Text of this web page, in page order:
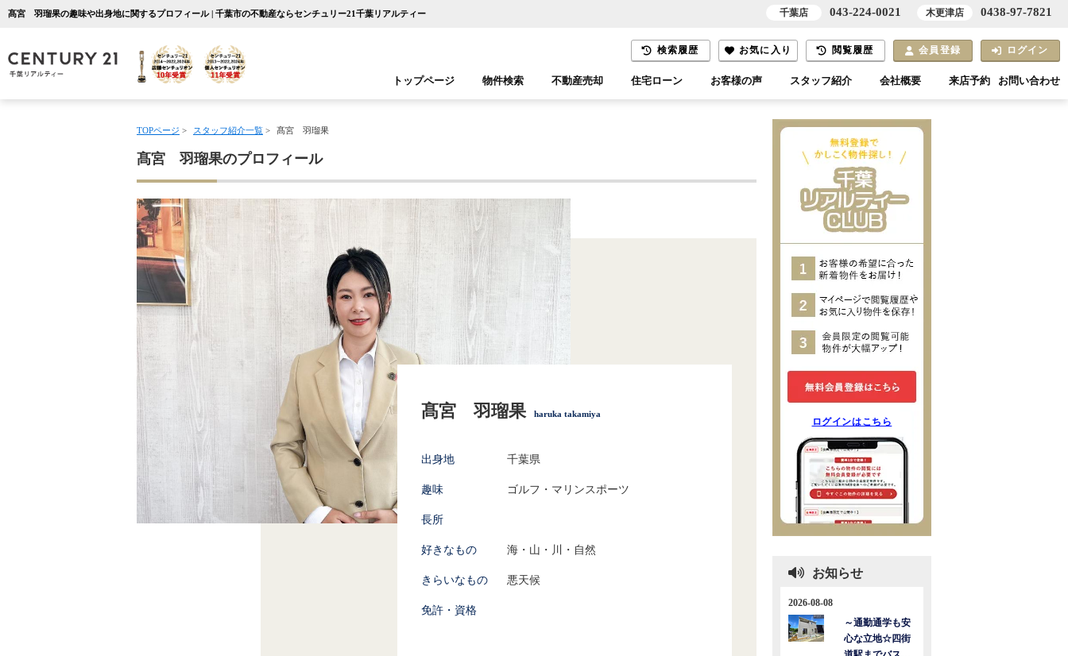
髙宮 羽瑠果の趣味や出身地に関するプロフィール | 千葉市の不動産ならセンチュリー21千葉リアルティー
検索履歴 お気に入り 閲覧履歴 会員登録 ログイン
トップページ 物件検索 不動産売却 住宅ローン お客様の声 スタッフ紹介 会社概要 来店予約 お問い合わせ
TOPページ > スタッフ紹介一覧 > 髙宮 羽瑠果
髙宮 羽瑠果のプロフィール
髙宮 羽瑠果 haruka takamiya
出身地 千葉県
趣味 ゴルフ・マリンスポーツ
長所
好きなもの 海・山・川・自然
きらいなもの 悪天候
免許・資格
ログインはこちら
お知らせ
千葉店 043-224-0021 木更津店 0438-97-7821